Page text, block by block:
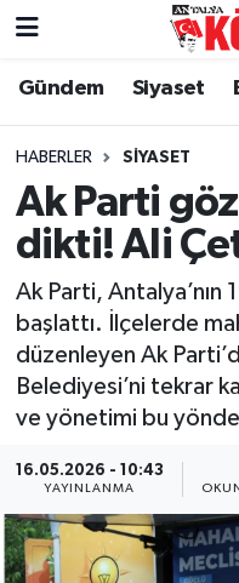
Gündem Siyaset
HABERLER SIYASET
Ak Parti
dikti! Ali
Ak Parti, Antalya’nın
başlattı. İlçelerde
düzenleyen Ak
Belediyesi’ni tekrar
ve yönetimi bu yönde
16.05.2026 - 10:43
YAYINLANMA
Gündem
Siyaset
Yerel Yönetim
Yaşam
Asayiş
Dünya
Nöbetçi
Hava Durumu
Trafik Durumu
Tüm Manşetler
Son Dakika
Haber Arşivi